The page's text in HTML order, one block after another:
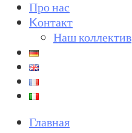
Про нас
Kонтакт
Наш коллектив
Главная